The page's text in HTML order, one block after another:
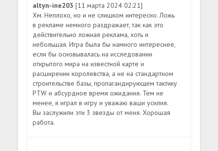
altyn-ine203[11 марта 2024 02:21]
Хм. Неплохо, но и не слишком интересно. Ложь
в рекламе немного раздражает, так как это
действительно ложная реклама, хоть и
небольшая. Игра была бы намного интереснее,
если бы основывалась на исследовании
открытого мира на известной карте и
расширении королевства, а не на стандартном
строительстве базы, пропагандирующем тактику
PTW и абсурдное время ожидания. Тем не
менее, я играл в игру и уважаю ваши усилия.
Вы заслужили эти 3 звезды от меня. Хорошая
работа.